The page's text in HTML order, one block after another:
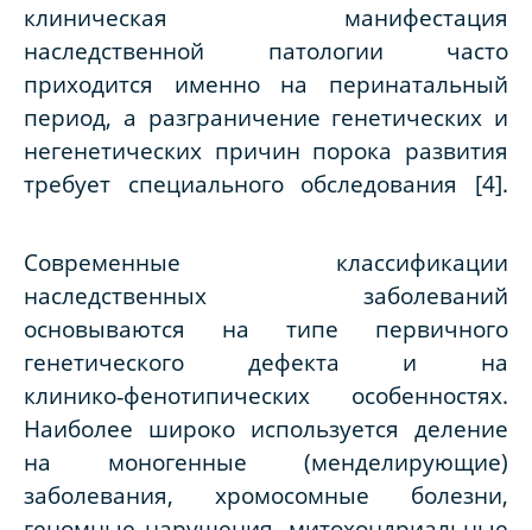
клиническая манифестация
наследственной патологии часто
приходится именно на перинатальный
период, а разграничение генетических и
негенетических причин порока развития
требует специального обследования [4].
Современные классификации
наследственных заболеваний
основываются на типе первичного
генетического дефекта и на
клинико‑фенотипических особенностях.
Наиболее широко используется деление
на моногенные (менделирующие)
заболевания, хромосомные болезни,